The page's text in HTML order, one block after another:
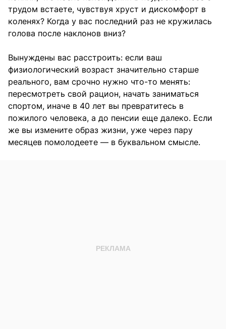
трудом встаете, чувствуя хруст и дискомфорт в
коленях? Когда у вас последний раз не кружилась
голова после наклонов вниз?
Вынуждены вас расстроить: если ваш
физиологический возраст значительно старше
реального, вам срочно нужно что-то менять:
пересмотреть свой рацион, начать заниматься
спортом, иначе в 40 лет вы превратитесь в
пожилого человека, а до пенсии еще далеко. Если
же вы измените образ жизни, уже через пару
месяцев помолодеете — в буквальном смысле.